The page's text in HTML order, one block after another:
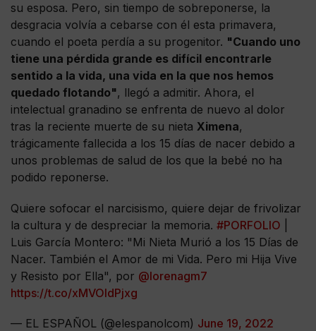
su esposa. Pero, sin tiempo de sobreponerse, la
desgracia volvía a cebarse con él esta primavera,
cuando el poeta perdía a su progenitor. "Cuando uno
tiene una pérdida grande es difícil encontrarle
sentido a la vida, una vida en la que nos hemos
quedado flotando", llegó a admitir. Ahora, el
intelectual granadino se enfrenta de nuevo al dolor
tras la reciente muerte de su nieta Ximena,
trágicamente fallecida a los 15 días de nacer debido a
unos problemas de salud de los que la bebé no ha
podido reponerse.
Quiere sofocar el narcisismo, quiere dejar de frivolizar
la cultura y de despreciar la memoria. #PORFOLIO
Luis García Montero: "Mi Nieta Murió a los 15 Días de
Nacer. También el Amor de mi Vida. Pero mi Hija Vive
y Resisto por Ella", por @lorenagm7
https://t.co/xMVOldPjxg
— EL ESPAÑOL (@elespanolcom) June 19, 2022